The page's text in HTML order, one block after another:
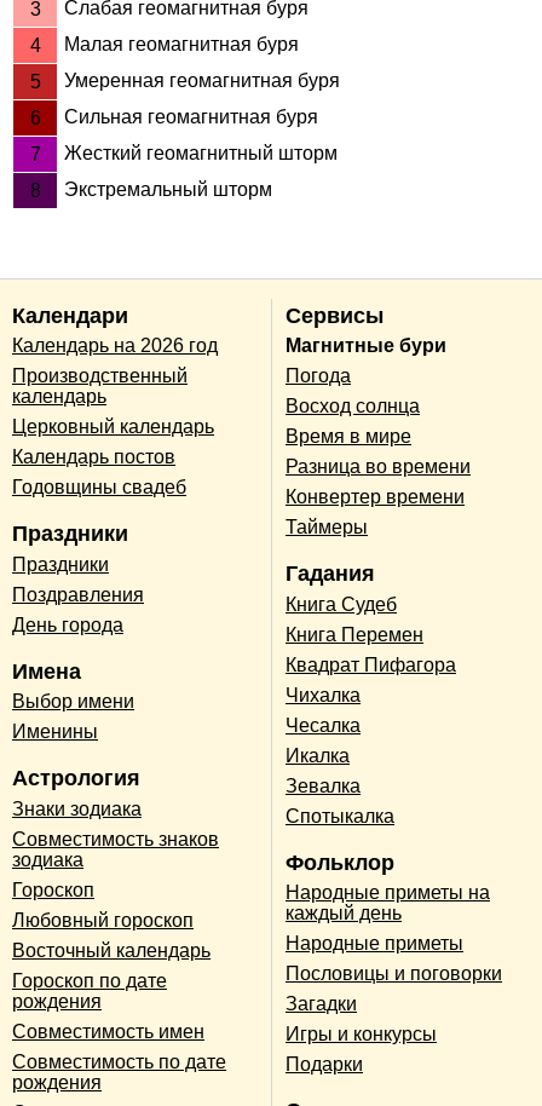
3
Слабая геомагнитная буря
4
Малая геомагнитная буря
5
Умеренная геомагнитная буря
6
Сильная геомагнитная буря
7
Жесткий геомагнитный шторм
8
Экстремальный шторм
Календари
Календарь на 2026 год
Производственный
календарь
Церковный календарь
Календарь постов
Годовщины свадеб
Праздники
Праздники
Поздравления
День города
Имена
Выбор имени
Именины
Астрология
Знаки зодиака
Совместимость знаков
зодиака
Гороскоп
Любовный гороскоп
Восточный календарь
Гороскоп по дате
рождения
Совместимость имен
Совместимость по дате
рождения
Сервисы
Магнитные бури
Погода
Восход солнца
Время в мире
Разница во времени
Конвертер времени
Таймеры
Гадания
Книга Судеб
Книга Перемен
Квадрат Пифагора
Чихалка
Чесалка
Икалка
Зевалка
Спотыкалка
Фольклор
Народные приметы на
каждый день
Народные приметы
Пословицы и поговорки
Загадки
Игры и конкурсы
Подарки